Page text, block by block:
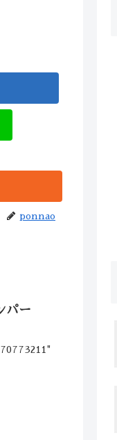
ponnao
パー